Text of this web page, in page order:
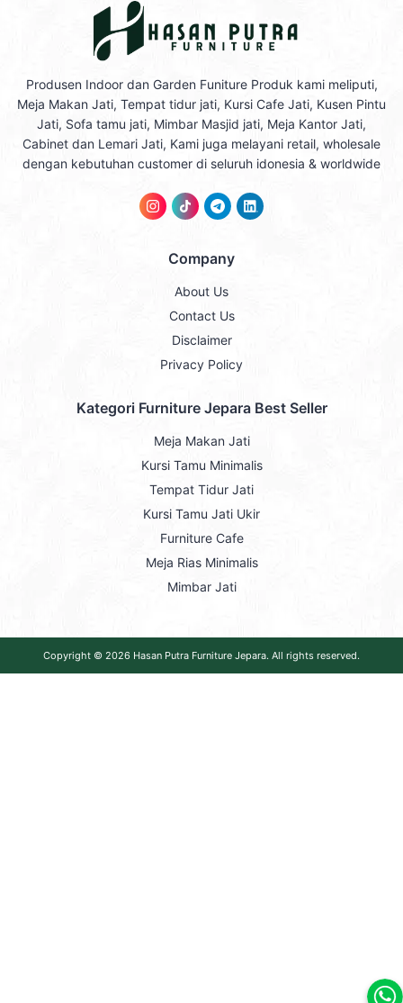
Produsen Indoor dan Garden Funiture Produk kami meliputi,
Meja Makan Jati, Tempat tidur jati, Kursi Cafe Jati, Kusen Pintu
Jati, Sofa tamu jati, Mimbar Masjid jati, Meja Kantor Jati,
Cabinet dan Lemari Jati, Kami juga melayani retail, wholesale
dengan kebutuhan customer di seluruh idonesia & worldwide
Company
About Us
Contact Us
Disclaimer
Privacy Policy
Kategori Furniture Jepara Best Seller
Meja Makan Jati
Kursi Tamu Minimalis
Tempat Tidur Jati
Kursi Tamu Jati Ukir
Furniture Cafe
Meja Rias Minimalis
Mimbar Jati
Copyright © 2026 Hasan Putra Furniture Jepara. All rights reserved.